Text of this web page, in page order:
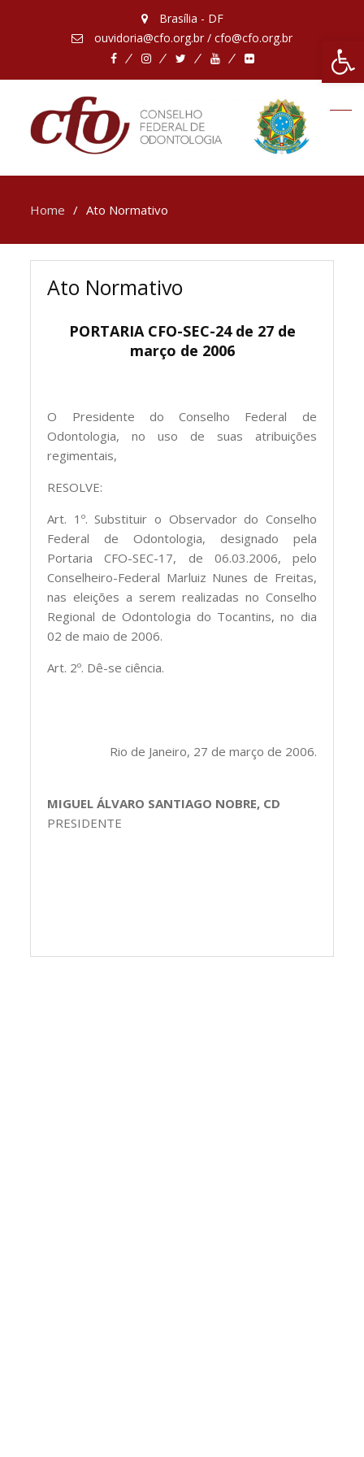
Brasília - DF
ouvidoria@cfo.org.br / cfo@cfo.org.br
FacebookInstagramTwitterYoutubeFlickr
Home Ato Normativo
Ato Normativo
PORTARIA CFO-SEC-24 de 27 de
março de 2006
O Presidente do Conselho Federal de
Odontologia, no uso de suas atribuições
regimentais,
RESOLVE:
Art. 1º. Substituir o Observador do Conselho
Federal de Odontologia, designado pela
Portaria CFO-SEC-17, de 06.03.2006, pelo
Conselheiro-Federal Marluiz Nunes de Freitas,
nas eleições a serem realizadas no Conselho
Regional de Odontologia do Tocantins, no dia
02 de maio de 2006.
Art. 2º. Dê-se ciência.
Rio de Janeiro, 27 de março de 2006.
MIGUEL ÁLVARO SANTIAGO NOBRE, CD
PRESIDENTE